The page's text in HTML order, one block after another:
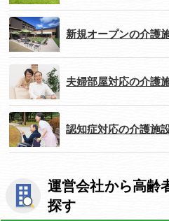
新規オープンの介護
夫婦部屋対応の介護
認知症対応の介護施
運営会社から高齢
探す